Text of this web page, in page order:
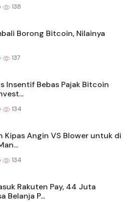
138
Borong Bitcoin, Nilainya
137
Insentif Bebas Pajak Bitcoin
134
Kipas Angin VS Blower untuk di
134
Rakuten Pay, 44 Juta
Belanja P...